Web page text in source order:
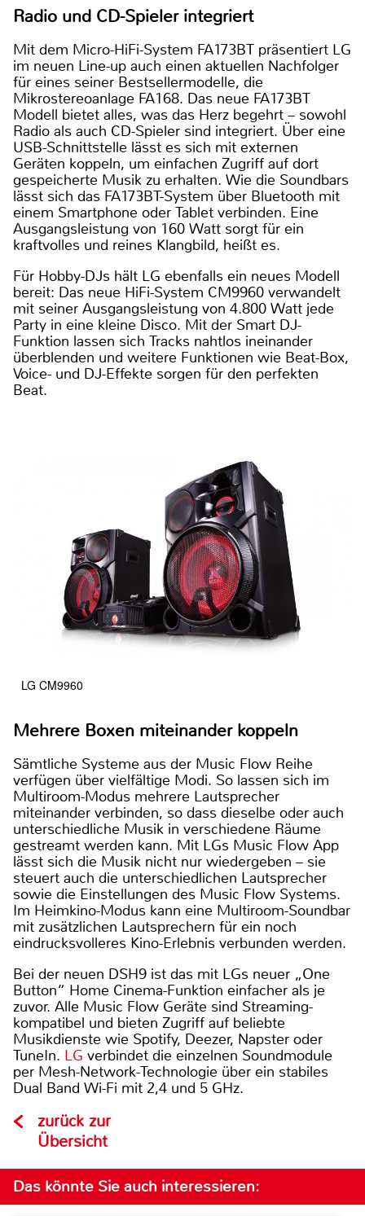
Radio und CD-Spieler integriert
Mit dem Micro-HiFi-System FA173BT präsentiert LG
im neuen Line-up auch einen aktuellen Nachfolger
für eines seiner Bestsellermodelle, die
Mikrostereoanlage FA168. Das neue FA173BT
Modell bietet alles, was das Herz begehrt – sowohl
Radio als auch CD-Spieler sind integriert. Über eine
USB-Schnittstelle lässt es sich mit externen
Geräten koppeln, um einfachen Zugriff auf dort
gespeicherte Musik zu erhalten. Wie die Soundbars
lässt sich das FA173BT-System über Bluetooth mit
einem Smartphone oder Tablet verbinden. Eine
Ausgangsleistung von 160 Watt sorgt für ein
kraftvolles und reines Klangbild, heißt es.
Für Hobby-DJs hält LG ebenfalls ein neues Modell
bereit: Das neue HiFi-System CM9960 verwandelt
mit seiner Ausgangsleistung von 4.800 Watt jede
Party in eine kleine Disco. Mit der Smart DJ-
Funktion lassen sich Tracks nahtlos ineinander
überblenden und weitere Funktionen wie Beat-Box,
Voice- und DJ-Effekte sorgen für den perfekten
Beat.
LG CM9960
Mehrere Boxen miteinander koppeln
Sämtliche Systeme aus der Music Flow Reihe
verfügen über vielfältige Modi. So lassen sich im
Multiroom-Modus mehrere Lautsprecher
miteinander verbinden, so dass dieselbe oder auch
unterschiedliche Musik in verschiedene Räume
gestreamt werden kann. Mit LGs Music Flow App
lässt sich die Musik nicht nur wiedergeben – sie
steuert auch die unterschiedlichen Lautsprecher
sowie die Einstellungen des Music Flow Systems.
Im Heimkino-Modus kann eine Multiroom-Soundbar
mit zusätzlichen Lautsprechern für ein noch
eindrucksvolleres Kino-Erlebnis verbunden werden.
Bei der neuen DSH9 ist das mit LGs neuer „One
Button“ Home Cinema-Funktion einfacher als je
zuvor. Alle Music Flow Geräte sind Streaming-
kompatibel und bieten Zugriff auf beliebte
Musikdienste wie Spotify, Deezer, Napster oder
TuneIn. LG verbindet die einzelnen Soundmodule
per Mesh-Network-Technologie über ein stabiles
Dual Band Wi-Fi mit 2,4 und 5 GHz.
zurück zur
Übersicht
Das könnte Sie auch interessieren: